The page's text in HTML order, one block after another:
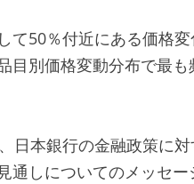
て50％付近にある価格
目別価格変動分布で最
日本銀行の金融政策に
通しについてのメッセ